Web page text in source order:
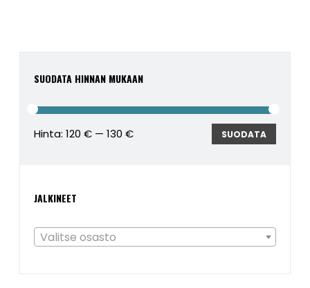
SUODATA HINNAN MUKAAN
SUODATA
Hinta:120 € —130 €
JALKINEET
Valitse osasto